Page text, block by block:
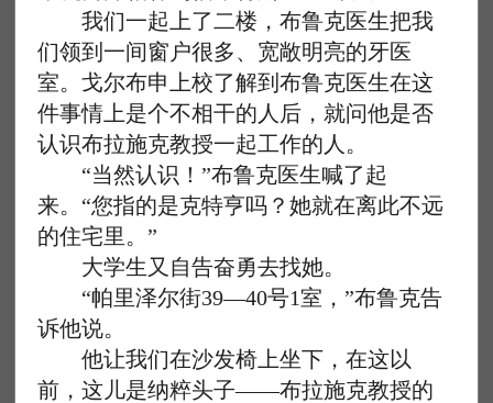
我们一起上了二楼，布鲁克医生把我
们领到一间窗户很多、宽敞明亮的牙医
室。戈尔布申上校了解到布鲁克医生在这
件事情上是个不相干的人后，就问他是否
认识布拉施克教授一起工作的人。
“当然认识！”布鲁克医生喊了起
来。“您指的是克特亨吗？她就在离此不远
的住宅里。”
大学生又自告奋勇去找她。
“帕里泽尔街39—40号1室，”布鲁克告
诉他说。
他让我们在沙发椅上坐下，在这以
前，这儿是纳粹头子——布拉施克教授的